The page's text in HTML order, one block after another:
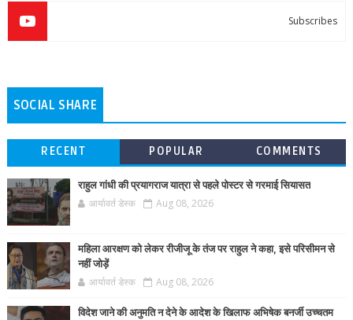
Subscribes
SOCIAL SHARE
RECENT POPULAR COMMENTS
राहुल गांधी की प्रयागराज यात्रा से पहले पोस्टर से गरमाई सियासत
आर्यावर्त डेस्क Aug 08, 2026
महिला आरक्षण को लेकर रीजीजू के तंज पर राहुल ने कहा, इसे परिसीमन से
नहीं जोड़ें
आर्यावर्त डेस्क Aug 08, 2026
विदेश जाने की अनुमति न देने के आदेश के खिलाफ अभिषेक बनर्जी उच्चतम